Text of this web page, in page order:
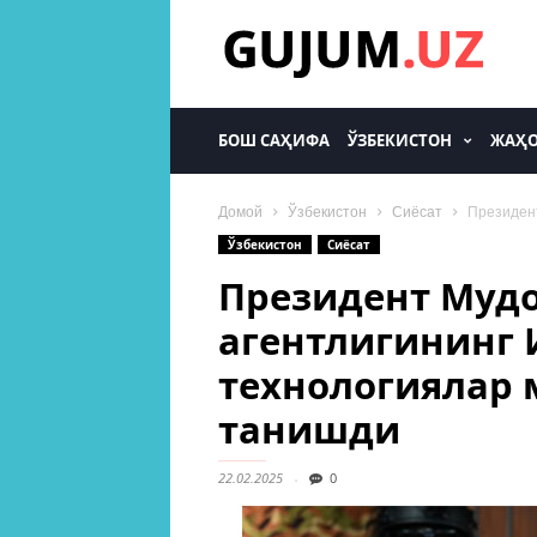
БОШ САҲИФА ЎЗБЕКИСТОН
Домой Ўзбекистон Сиёсат
Ўзбекистон
Сиёсат
Президент
танишди
22.02.2025 0